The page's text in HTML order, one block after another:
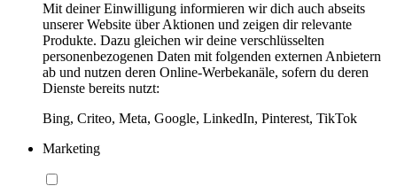
Mit deiner Einwilligung informieren wir dich auch abseits
unserer Website über Aktionen und zeigen dir relevante
Produkte. Dazu gleichen wir deine verschlüsselten
personenbezogenen Daten mit folgenden externen Anbietern
ab und nutzen deren Online-Werbekanäle, sofern du deren
Dienste bereits nutzt:
Bing, Criteo, Meta, Google, LinkedIn, Pinterest, TikTok
Marketing